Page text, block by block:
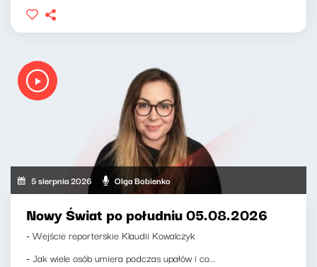
5 sierpnia 2026 Olga Bobienko
Nowy Świat po południu 05.08.2026
- Wejście reporterskie Klaudii Kowalczyk
- Jak wiele osób umiera podczas upałów i co...